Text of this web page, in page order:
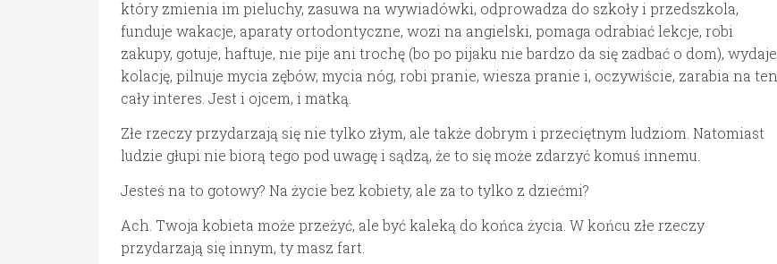
który zmienia im pieluchy, zasuwa na wywiadówki, odprowadza do szkoły i przedszkola,
funduje wakacje, aparaty ortodontyczne, wozi na angielski, pomaga odrabiać lekcje, robi
zakupy, gotuje, haftuje, nie pije ani trochę (bo po pijaku nie bardzo da się zadbać o dom), wydaje
kolację, pilnuje mycia zębów, mycia nóg, robi pranie, wiesza pranie i, oczywiście, zarabia na ten
cały interes. Jest i ojcem, i matką.
Złe rzeczy przydarzają się nie tylko złym, ale także dobrym i przeciętnym ludziom. Natomiast
ludzie głupi nie biorą tego pod uwagę i sądzą, że to się może zdarzyć komuś innemu.
Jesteś na to gotowy? Na życie bez kobiety, ale za to tylko z dziećmi?
Ach. Twoja kobieta może przeżyć, ale być kaleką do końca życia. W końcu złe rzeczy
przydarzają się innym, ty masz fart.